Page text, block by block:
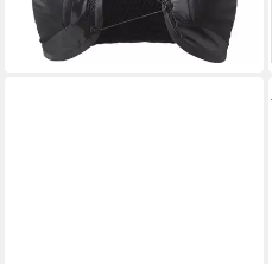
-19%
lieferbar - in 1-2 Werktagen bei dir